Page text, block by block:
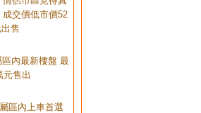
交價低市價52
售
內最新樓盤 最
元售出
區內上車首選